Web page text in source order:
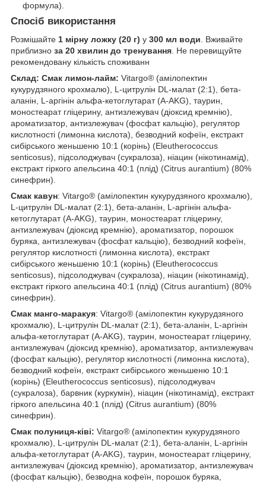
формула).
Спосіб використання
Розмішайте 1 мірну ложку (20 г) у 300 мл води. Вживайте
приблизно за 20 хвилин до тренування. Не перевищуйте
рекомендовану кількість споживанн
Склад: Смак лимон-лайм: Vitargo® (амілопектин
кукурудзяного крохмалю), L-цитрулін DL-малат (2:1), бета-
аланін, L-аргінін альфа-кетоглутарат (A-AKG), таурин,
моностеарат гліцерину, антизлежувач (діоксид кремнію),
ароматизатор, антизлежувач (фосфат кальцію), регулятор
кислотності (лимонна кислота), безводний кофеїн, екстракт
сибірського женьшеню 10:1 (корінь) (Eleutherococcus
senticosus), підсолоджувач (сукралоза), ніацин (нікотинамід),
екстракт гіркого апельсина 40:1 (плід) (Citrus aurantium) (80%
синефрин).
Смак кавун: Vitargo® (амілопектин кукурудзяного крохмалю),
L-цитрулін DL-малат (2:1), бета-аланін, L-аргінін альфа-
кетоглутарат (A-AKG), таурин, моностеарат гліцерину,
антизлежувач (діоксид кремнію), ароматизатор, порошок
буряка, антизлежувач (фосфат кальцію), безводний кофеїн,
регулятор кислотності (лимонна кислота), екстракт
сибірського женьшеню 10:1 (корінь) (Eleutherococcus
senticosus), підсолоджувач (сукралоза), ніацин (нікотинамід),
екстракт гіркого апельсина 40:1 (плід) (Citrus aurantium) (80%
синефрин).
Смак манго-маракуя: Vitargo® (амілопектин кукурудзяного
крохмалю), L-цитрулін DL-малат (2:1), бета-аланін, L-аргінін
альфа-кетоглутарат (A-AKG), таурин, моностеарат гліцерину,
антизлежувач (діоксид кремнію), ароматизатор, антизлежувач
(фосфат кальцію), регулятор кислотності (лимонна кислота),
безводний кофеїн, екстракт сибірського женьшеню 10:1
(корінь) (Eleutherococcus senticosus), підсолоджувач
(сукралоза), барвник (куркумін), ніацин (нікотинамід), екстракт
гіркого апельсина 40:1 (плід) (Citrus aurantium) (80%
синефрин).
Смак полуниця-ківі: Vitargo® (амілопектин кукурудзяного
крохмалю), L-цитрулін DL-малат (2:1), бета-аланін, L-аргінін
альфа-кетоглутарат (A-AKG), таурин, моностеарат гліцерину,
антизлежувач (діоксид кремнію), ароматизатор, антизлежувач
(фосфат кальцію), безводна кофеїн, порошок буряка,